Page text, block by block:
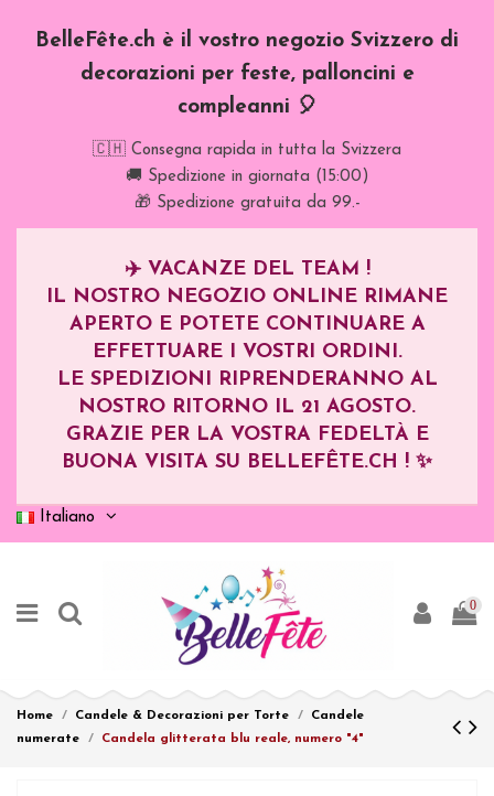
BelleFête.ch è il vostro negozio Svizzero di
decorazioni per feste, palloncini e
compleanni 🎈
🇨🇭 Consegna rapida in tutta la Svizzera
🚚 Spedizione in giornata (15:00)
🎁 Spedizione gratuita da 99.-
✈️ VACANZE DEL TEAM !
IL NOSTRO NEGOZIO ONLINE RIMANE
APERTO E POTETE CONTINUARE A
EFFETTUARE I VOSTRI ORDINI.
LE SPEDIZIONI RIPRENDERANNO AL
NOSTRO RITORNO IL 21 AGOSTO.
GRAZIE PER LA VOSTRA FEDELTÀ E
BUONA VISITA SU BELLEFÊTE.CH ! ✨
Italiano
0
Home Candele & Decorazioni per Torte
Candele
numerate
Candela glitterata blu reale, numero "4"